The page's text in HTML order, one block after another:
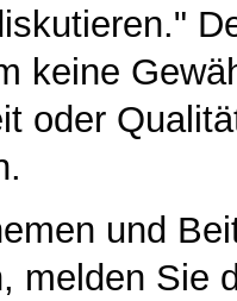
keine
oder
und
melden Sie